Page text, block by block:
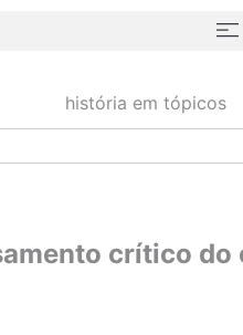
história em tópicos
crítico do